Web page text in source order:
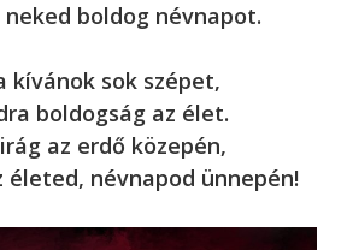
boldog névnapot.
kívánok sok szépet,
boldogság az élet.
az erdő közepén,
életed, névnapod ünnepén!